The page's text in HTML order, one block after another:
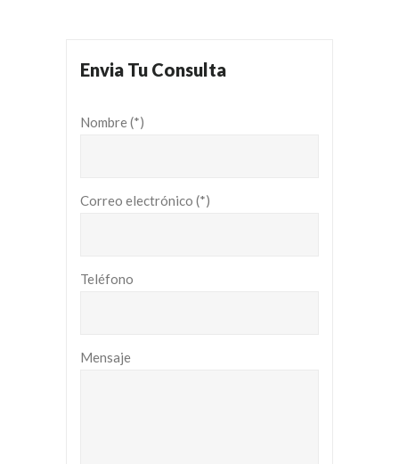
Envia Tu Consulta
Nombre (*)
Correo electrónico (*)
Teléfono
Mensaje